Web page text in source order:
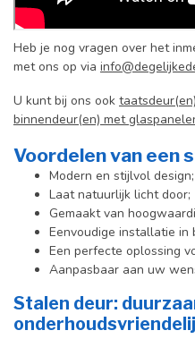
Heb je nog vragen over het
met ons op via
U kunt bij ons ook
binnendeur(en) met
Voordelen van een
Modern en stijlvol design;
Laat natuurlijk licht door;
Gemaakt van
Eenvoudige installatie in
Een perfecte oplossing
Aanpasbaar aan uw
Stalen deur: